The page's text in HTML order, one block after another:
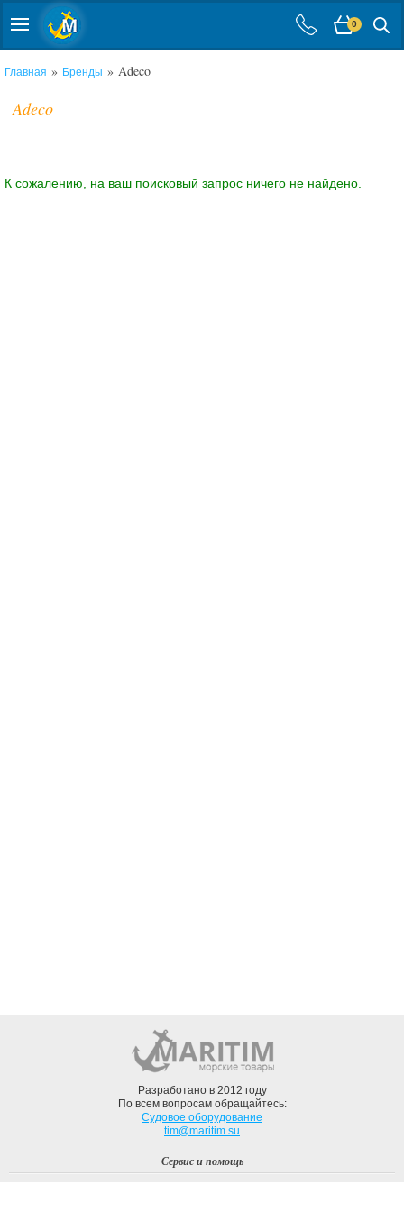
0
Главная » Бренды » Adeco
Adeco
К сожалению, на ваш поисковый запрос ничего не найдено.
Разработано в 2012 году
По всем вопросам обращайтесь:
Судовое оборудование
tim@maritim.su
Сервис и помощь